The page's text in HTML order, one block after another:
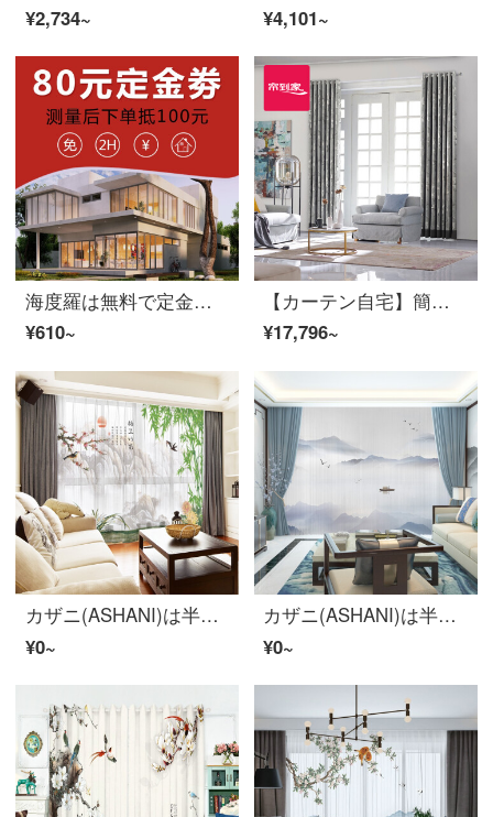
¥2,734~
¥4,101~
海度羅は無料で定金カーテンを取り付けることができます。リビングルームの窓のカーテンをカスタマイズして、定金を測定します。
¥610~
【カーテン自宅】簡単に高い遮光ジャカードカスタムカーテン製品ペガソリビングルーム書斎現代上下連結定型カーテンLDC 20 SSC-4401 Sフック/カーテンなし(高さ2.6 m以内で変更可能)XLカーテンセット/ダブルオープン(適用窓幅4.2-4.5 m)
¥17,796~
カザニ(ASHANI)は半全遮光カーテンの紗簾をカスタマイズして、中国風の江南国画カササギの玉蘭花鳥図風景図S 0480布-穴あけ幅1メートルの価格/何メートルの撮影をしますか？
¥0~
カザニ(ASHANI)は半全遮光カーテンの布紗新中国式客間ホテルの客室をカスタマイズしました。水墨山水国画ホテルの窓から仕切りました。
¥0~